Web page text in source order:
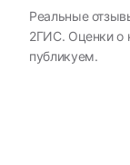
Реальные
2ГИС. Оценки о
публикуем.